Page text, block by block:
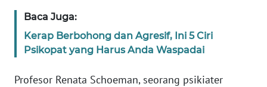
Baca Juga:
Kerap Berbohong dan Agresif, Ini 5 Ciri
Psikopat yang Harus Anda Waspadai
Profesor Renata Schoeman, seorang psikiater
Wahana
Regional
SUMUT